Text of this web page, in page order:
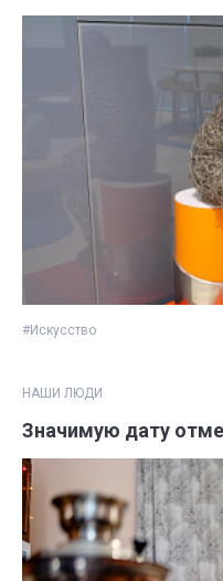
#Искусство
НАШИ ЛЮДИ
Значимую дату